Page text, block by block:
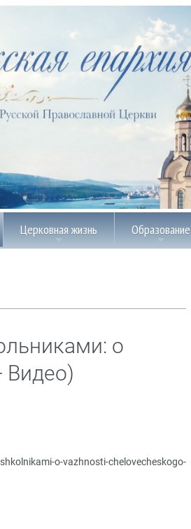
Церковная жизнь Образование
о
Видео)
o-vazhnosti-chelovecheskogo-